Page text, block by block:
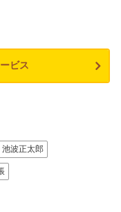
ビス
池波正太郎